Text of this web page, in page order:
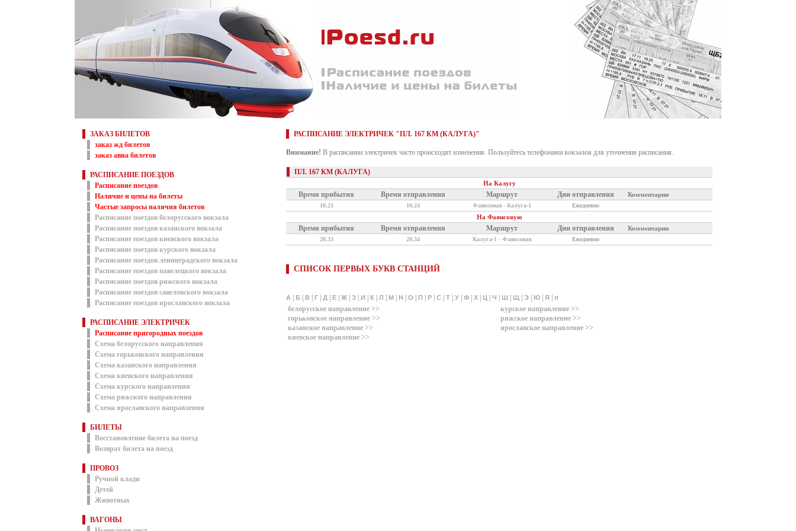
ЗАКАЗ БИЛЕТОВ
заказ жд билетов
заказ авиа билетов
РАСПИСАНИЕ ПОЕЗДОВ
Расписание поездов
Наличие и цены на билеты
Частые запросы наличия билетов
Расписание поездов белорусского вокзала
Расписание поездов казанского вокзала
Расписание поездов киевского вокзала
Расписание поездов курского вокзала
Расписание поездов ленинградского вокзала
Расписание поездов павелецкого вокзала
Расписание поездов рижского вокзала
Расписание поездов савеловского вокзала
Расписание поездов ярославского вокзала
РАСПИСАНИЕ ЭЛЕКТРИЧЕК
Расписание пригородных поездов
Схема белорусского направления
Схема горьковского направления
Схема казанского направления
Схема киевского направления
Схема курского направления
Схема рижского направления
Схема ярославского направления
БИЛЕТЫ
Восстановление билета на поезд
Возврат билета на поезд
ПРОВОЗ
Ручной клади
Детей
Животных
ВАГОНЫ
РАСПИСАНИЕ ЭЛЕКТРИЧЕК "ПЛ. 167 КМ (КАЛУГА)"
Внимание! В расписании электричек часто происходят изменения. Пользуйтесь телефонами вокзалов для уточнения расписания.
ПЛ. 167 КМ (КАЛУГА)
На Калугу
Время прибытия Время отправления Маршрут Дни отправления Комментарии
10.23 10.24 Фаянсовая - Калуга-1 Ежедневно
На Фаянсовую
Время прибытия Время отправления Маршрут Дни отправления Комментарии
20.33 20.34 Калуга-1 - Фаянсовая Ежедневно
СПИСОК ПЕРВЫХ БУКВ СТАНЦИЙ
А Б В Г Д Е Ж З И К Л М Н О П Р С Т У Ф Х Ц Ч Ш Щ Э Ю Я п
белорусское направление >>
горьковское направление >>
казанское направление >>
киевское направление >>
курское направление >>
рижское направление >>
ярославское направление >>